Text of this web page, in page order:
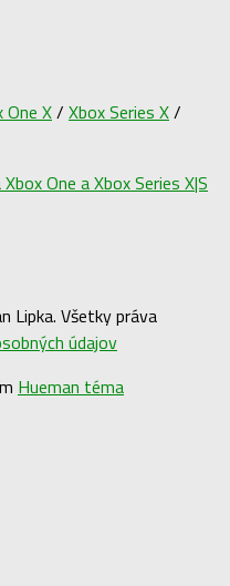
One X/ Xbox Series X/
One a Xbox Series X|S
Lipka. Všetky práva
údajov
Hueman téma